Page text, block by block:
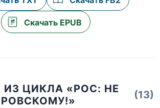
Скачать EPUB
ИЗ ЦИКЛА «РОС: НЕ
(13)